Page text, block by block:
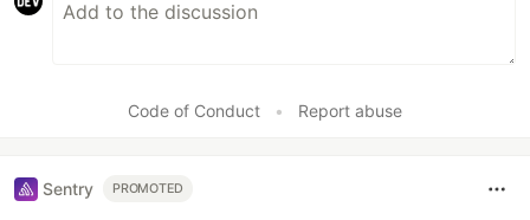
Code of Conduct • Report abuse
Sentry PROMOTED